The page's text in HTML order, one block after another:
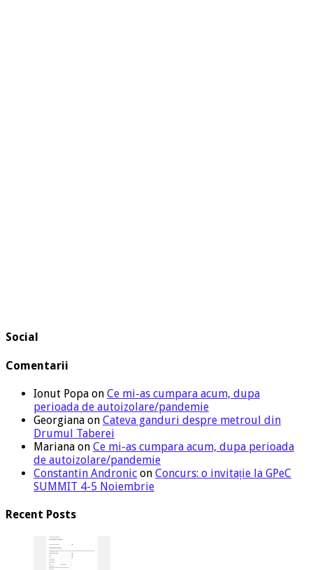
Social
Comentarii
Ionut Popa on Ce mi-as cumpara acum, dupa
perioada de autoizolare/pandemie
Georgiana on Cateva ganduri despre metroul din
Drumul Taberei
Mariana on Ce mi-as cumpara acum, dupa perioada
de autoizolare/pandemie
Constantin Andronic on Concurs: o invitație la GPeC
SUMMIT 4-5 Noiembrie
Recent Posts